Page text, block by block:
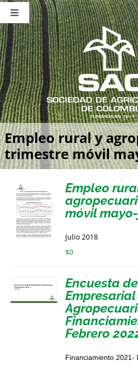
Saltar
contenido
Toggle
Navigation
Nosotros
Publicaciones
Sala de Prensa
Eventos
Empleo rural y
trimestre móvil
Empleo
móvil
Julio 2018
$0
Encuesta
Empresarial
Febrero
Financiamiento 2021-